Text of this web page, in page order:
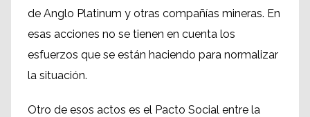
de Anglo Platinum y otras compañías mineras. En
esas acciones no se tienen en cuenta los
esfuerzos que se están haciendo para normalizar
la situación.
Otro de esos actos es el Pacto Social entre la